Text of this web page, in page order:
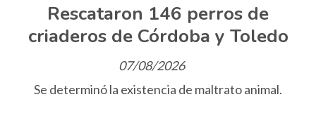
Rescataron 146 perros de
criaderos de Córdoba y Toledo
07/08/2026
Se determinó la existencia de maltrato animal.